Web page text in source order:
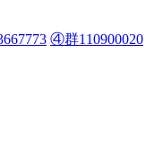
④群110900020